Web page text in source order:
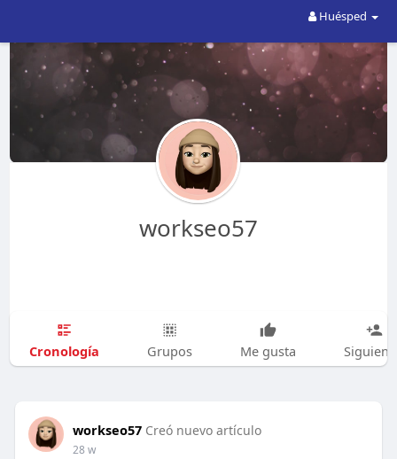
Huésped
workseo57
Cronología Grupos Me gusta
workseo57 Creó nuevo artículo
28 w